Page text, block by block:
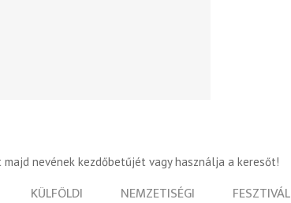
nevének kezdőbetűjét vagy használja a keresőt!
KÜLFÖLDI NEMZETISÉGI FESZTIVÁL